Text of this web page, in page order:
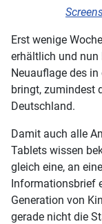
Erst wenige
erhältlich und nun
Neuauflage des
bringt, zumindest
Deutschland.
Damit auch alle
Tablets wissen
gleich eine, an
Informationsbrief
Generation von
gerade nicht die